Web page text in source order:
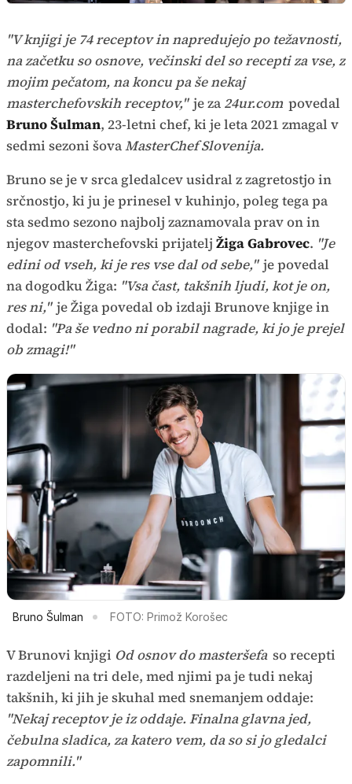
"V knjigi je 74 receptov in napredujejo po težavnosti,
na začetku so osnove, večinski del so recepti za vse, z
mojim pečatom, na koncu pa še nekaj
masterchefovskih receptov," je za 24ur.com povedal
Bruno Šulman, 23-letni chef, ki je leta 2021 zmagal v
sedmi sezoni šovaMasterChef Slovenija.
Bruno se je v srca gledalcev usidral z zagretostjo in
srčnostjo, ki ju je prinesel v kuhinjo, poleg tega pa
sta sedmo sezono najbolj zaznamovala prav on in
njegov masterchefovski prijatelj Žiga Gabrovec. "Je
edini od vseh, ki je res vse dal od sebe," je povedal
na dogodku Žiga: "Vsa čast, takšnih ljudi, kot je on,
res ni," je Žiga povedal ob izdaji Brunove knjige in
dodal: "Pa še vedno ni porabil nagrade, ki jo je prejel
ob zmagi!"
Bruno Šulman FOTO: Primož Korošec
V Brunovi knjigi Od osnov do masteršefa so recepti
razdeljeni na tri dele, med njimi pa je tudi nekaj
takšnih, ki jih je skuhal med snemanjem oddaje:
"Nekaj receptov je iz oddaje. Finalna glavna jed,
čebulna sladica, za katero vem, da so si jo gledalci
zapomnili."